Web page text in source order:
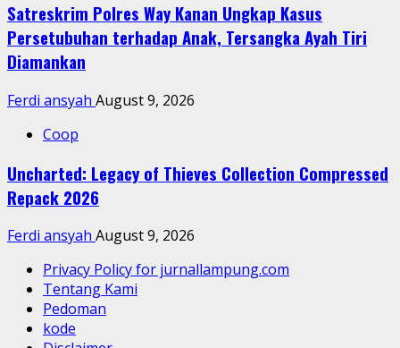
Satreskrim Polres Way Kanan Ungkap Kasus
Persetubuhan terhadap Anak, Tersangka Ayah Tiri
Diamankan
Ferdi ansyah August 9, 2026
Coop
Uncharted: Legacy of Thieves Collection Compressed
Repack 2026
Ferdi ansyah August 9, 2026
Privacy Policy for jurnallampung.com
Tentang Kami
Pedoman
kode